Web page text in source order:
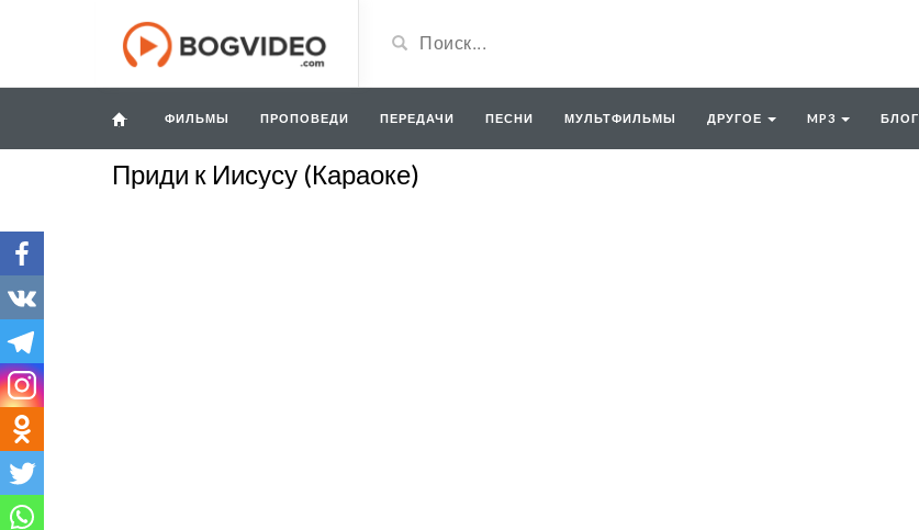
ФИЛЬМЫ ПРОПОВЕДИ ПЕРЕДАЧИ ПЕСНИ МУЛЬТФИЛЬМЫ ДРУГОЕ MP3 БЛОГ
Приди к Иисусу (Караоке)